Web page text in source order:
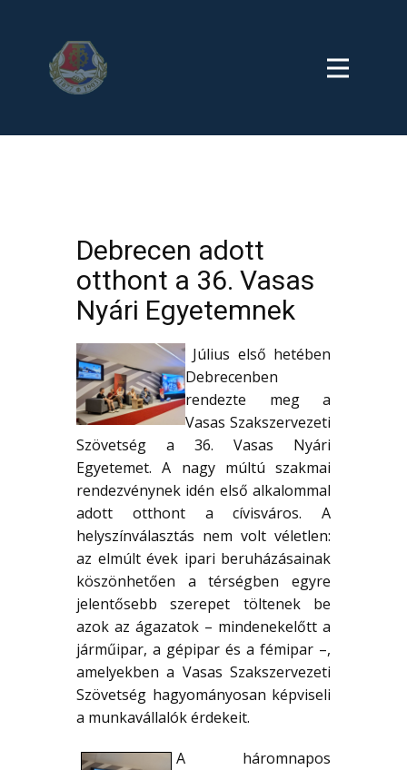
Debrecen adott
otthont a 36. Vasas
Nyári Egyetemnek
Július első hetében
Debrecenben
rendezte meg a
Vasas Szakszervezeti
Szövetség a 36. Vasas Nyári
Egyetemet. A nagy múltú szakmai
rendezvénynek idén első alkalommal
adott otthont a cívisváros. A
helyszínválasztás nem volt véletlen:
az elmúlt évek ipari beruházásainak
köszönhetően a térségben egyre
jelentősebb szerepet töltenek be
azok az ágazatok – mindenekelőtt a
járműipar, a gépipar és a fémipar –,
amelyekben a Vasas Szakszervezeti
Szövetség hagyományosan képviseli
a munkavállalók érdekeit.
A háromnapos